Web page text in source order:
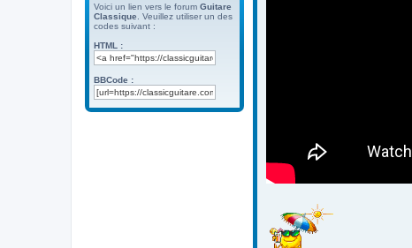
Voici un lien vers le forum Guitare
Classique . Veuillez utiliser un des
codes suivant :
HTML :
BBCode :